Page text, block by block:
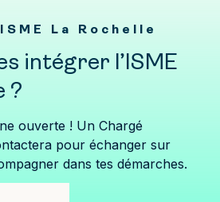
La Rochelle
intégrer l’ISME
?
ouverte ! Un Chargé
pour échanger sur
dans tes démarches.